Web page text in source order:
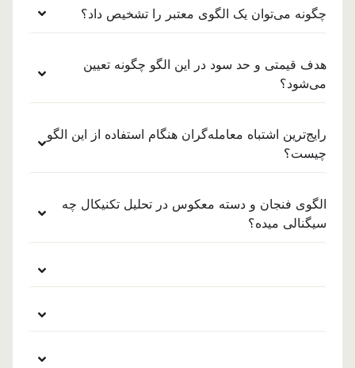
چگونه می‌توان یک الگوی معتبر را تشخیص داد؟
هدف قیمتی و حد سود در این الگو چگونه تعیین
می‌شود؟
رایج‌ترین اشتباه معامله‌گران هنگام استفاده از این الگو
چیست؟
الگوی فنجان و دسته معکوس در تحلیل تکنیکال چه
سیگنالی میده؟